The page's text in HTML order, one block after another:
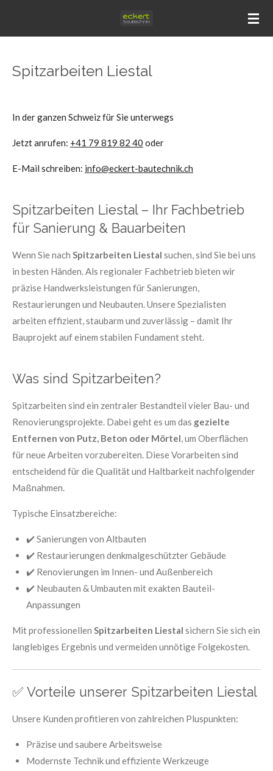
Spitzarbeiten Liestal
In der ganzen Schweiz für Sie unterwegs
Jetzt anrufen: +41 79 819 82 40 oder
E-Mail schreiben: info@eckert-bautechnik.ch
Spitzarbeiten Liestal – Ihr Fachbetrieb
für Sanierung & Bauarbeiten
Wenn Sie nach Spitzarbeiten Liestal suchen, sind Sie bei uns
in besten Händen. Als regionaler Fachbetrieb bieten wir
präzise Handwerksleistungen für Sanierungen,
Restaurierungen und Neubauten. Unsere Spezialisten
arbeiten effizient, staubarm und zuverlässig – damit Ihr
Bauprojekt auf einem stabilen Fundament steht.
Was sind Spitzarbeiten?
Spitzarbeiten sind ein zentraler Bestandteil vieler Bau- und
Renovierungsprojekte. Dabei geht es um das gezielte
Entfernen von Putz, Beton oder Mörtel, um Oberflächen
für neue Arbeiten vorzubereiten. Diese Vorarbeiten sind
entscheidend für die Qualität und Haltbarkeit nachfolgender
Maßnahmen.
Typische Einsatzbereiche:
✔️ Sanierungen von Altbauten
✔️ Restaurierungen denkmalgeschützter Gebäude
✔️ Renovierungen im Innen- und Außenbereich
✔️ Neubauten & Umbauten mit exakten Bauteil-
Anpassungen
Mit professionellen Spitzarbeiten Liestal sichern Sie sich ein
langlebiges Ergebnis und vermeiden unnötige Folgekosten.
✅ Vorteile unserer Spitzarbeiten Liestal
Unsere Kunden profitieren von zahlreichen Pluspunkten:
Präzise und saubere Arbeitsweise
Modernste Technik und effiziente Werkzeuge